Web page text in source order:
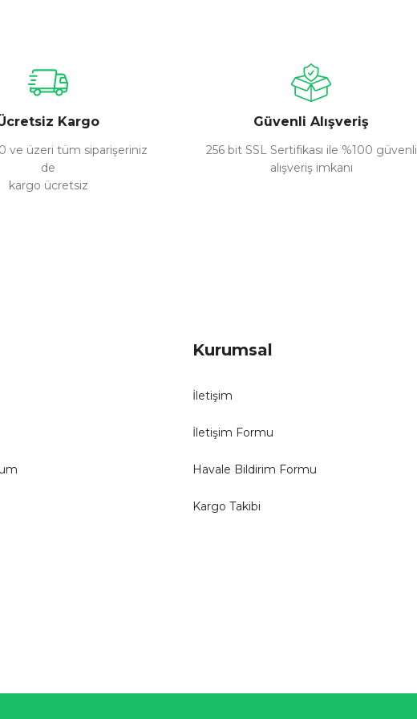
Kargo
ve üzeri tüm siparişeriniz
de
kargo ücretsiz
Güvenli Alışveriş
256 bit SSL Sertifikası ile %100 güvenli
alışveriş imkanı
Kurumsal
İletişim
İletişim Formu
Havale Bildirim Formu
Kargo Takibi